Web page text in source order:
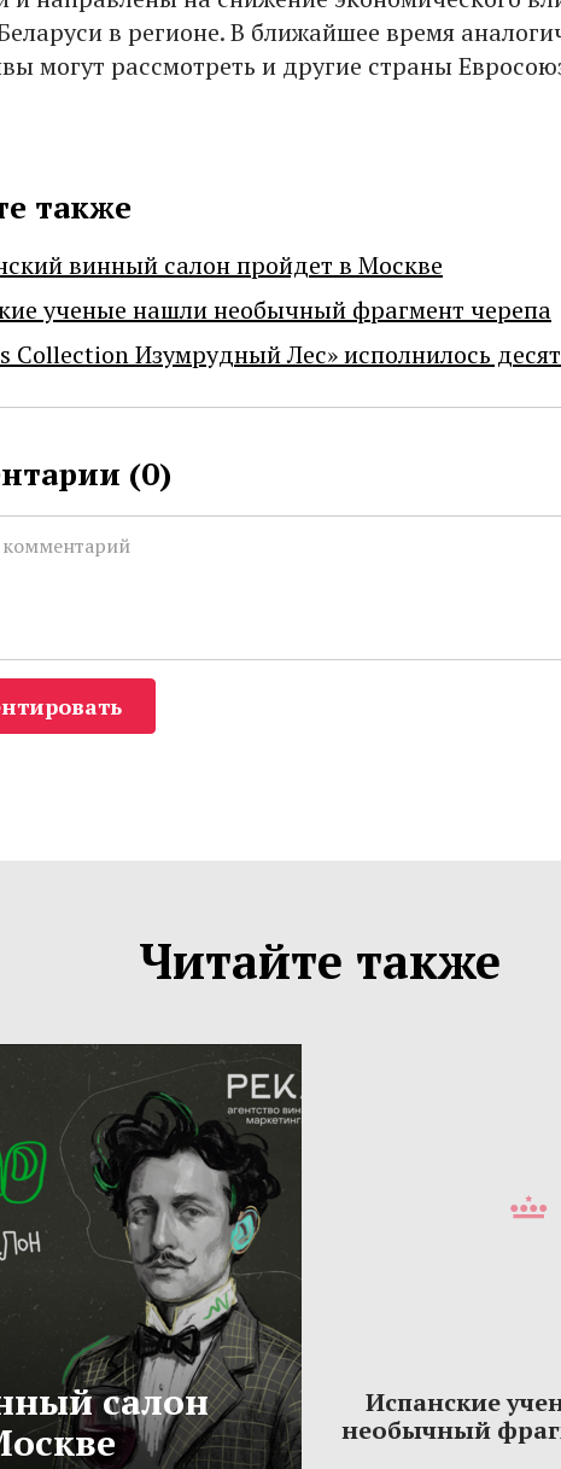
в регионе. В ближайшее время
могут рассмотреть и другие страны
также
винный салон пройдет в Москве
ученые нашли необычный фрагмент черепа
Collection Изумрудный Лес» исполнилось
(0)
Читайте также
салон
Испанские
необычный